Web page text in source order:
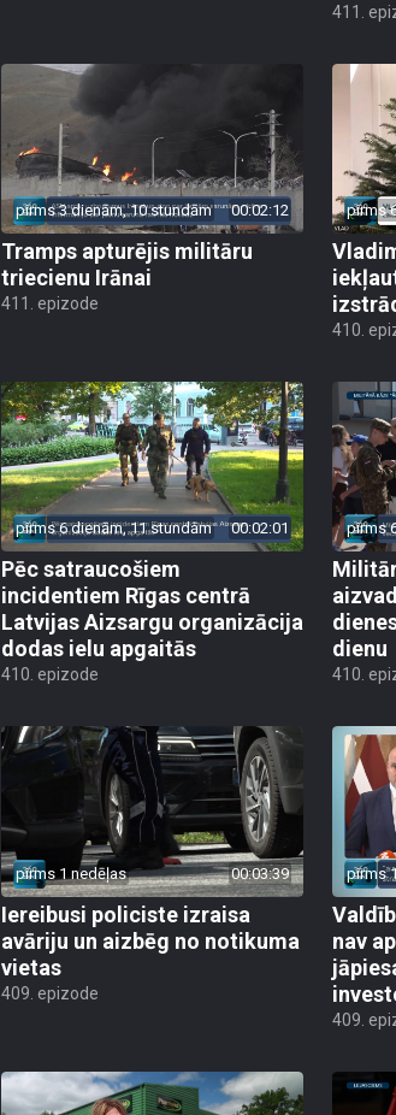
411.
pirms 3 dienām, 10 stundām 00:02:12
Tramps apturējis militāru
triecienu Irānai
411. epizode
pirms
410.
pirms 6 dienām, 11 stundām 00:02:01
Pēc satraucošiem
incidentiem Rīgas centrā
Latvijas Aizsargu organizācija
dodas ielu apgaitās
410. epizode
pirms
dienu
410.
pirms 1 nedēļas 00:03:39
Iereibusi policiste izraisa
avāriju un aizbēg no notikuma
vietas
409. epizode
pirms
nav
409.